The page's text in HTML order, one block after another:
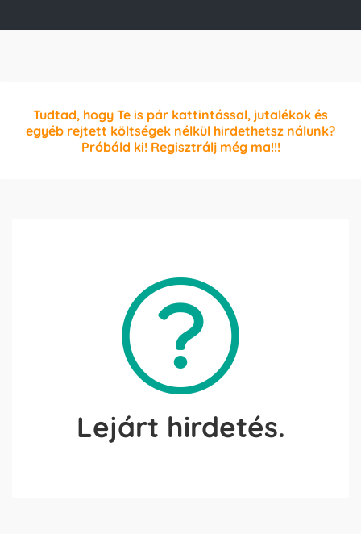
Tudtad, hogy Te is pár kattintással, jutalékok és
egyéb rejtett költségek nélkül hirdethetsz nálunk?
Próbáld ki! Regisztrálj még ma!!!
Lejárt hirdetés.